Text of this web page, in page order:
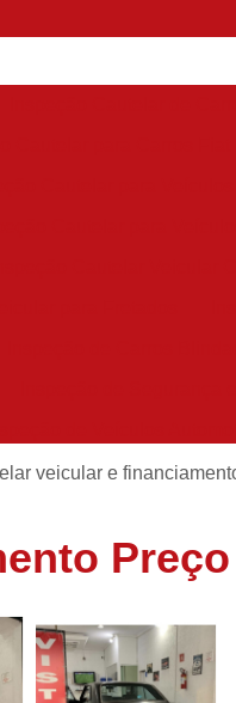
de Veículos
Completa
Carros Novos
Inspeção Veicular
veicular e